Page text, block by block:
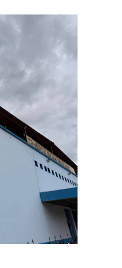
gaita de tambora
sus avances en visita
celebra Semana
el desarrollo
aspirantes al curso de
de médicos en
en El Vigía con
bacheo en el sector La
taller vacacional de